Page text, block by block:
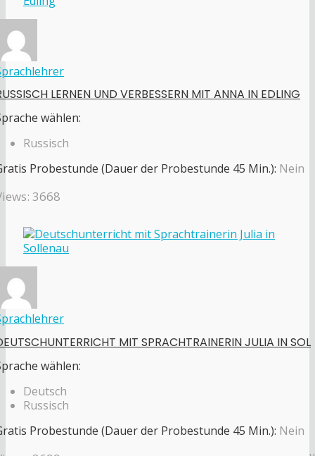
LERNEN UND VERBESSERN MIT ANNA IN EDLING
wählen:
Russisch
Probestunde (Dauer der Probestunde 45 Min.): Nein
3668
MIT SPRACHTRAINERIN JULIA IN SOL
wählen:
Deutsch
Russisch
Probestunde (Dauer der Probestunde 45 Min.): Nein